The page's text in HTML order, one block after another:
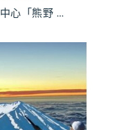
心「熊野 …